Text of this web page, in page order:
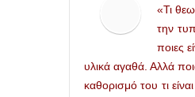
«Τι
την
ποιες
υλικά αγαθά. Αλλά
καθορισμό του τι